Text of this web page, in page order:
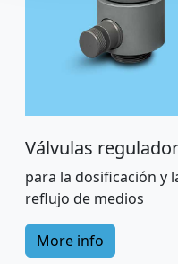
Válvulas
para la dosificación y
reflujo de medios
More info